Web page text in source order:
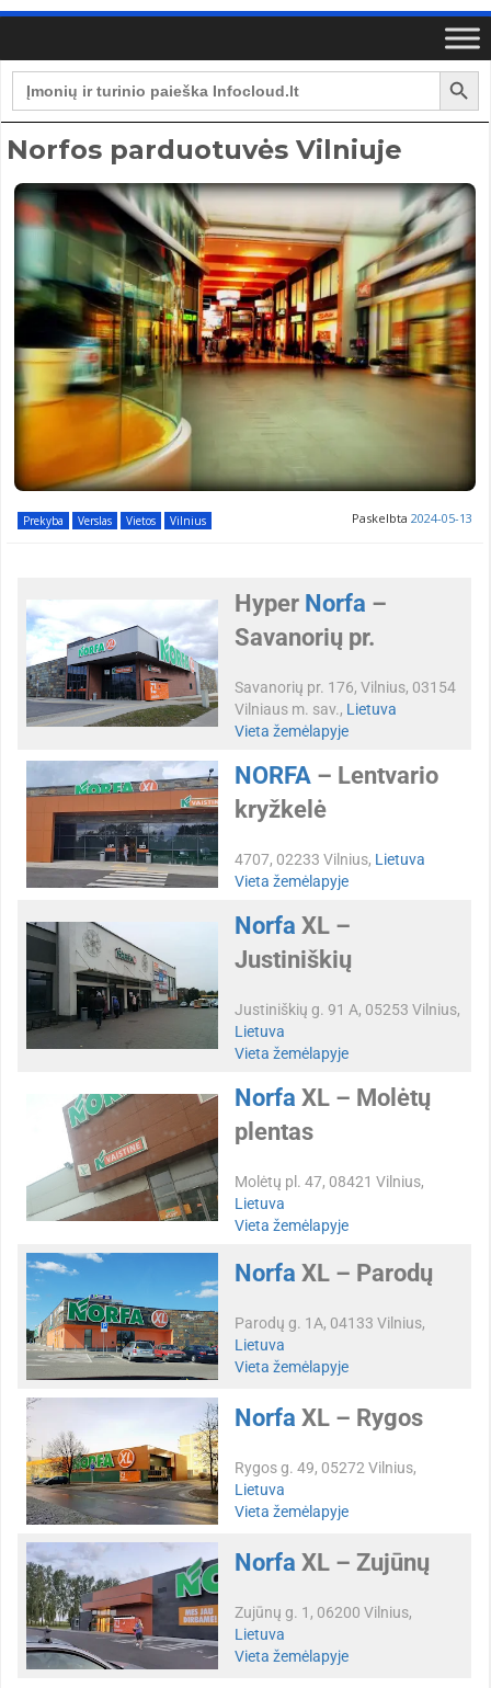
Search
for:
Search Button
Norfos parduotuvės Vilniuje
Prekyba Verslas Vietos Vilnius Paskelbta 2024-05-13
Hyper Norfa –
Savanorių pr.
Savanorių pr. 176, Vilnius, 03154
Vilniaus m. sav., Lietuva
Vieta žemėlapyje
NORFA – Lentvario
kryžkelė
4707, 02233 Vilnius, Lietuva
Vieta žemėlapyje
Norfa XL –
Justiniškių
Justiniškių g. 91 A, 05253 Vilnius,
Lietuva
Vieta žemėlapyje
Norfa XL – Molėtų
plentas
Molėtų pl. 47, 08421 Vilnius,
Lietuva
Vieta žemėlapyje
Norfa XL – Parodų
Parodų g. 1A, 04133 Vilnius,
Lietuva
Vieta žemėlapyje
Norfa XL – Rygos
Rygos g. 49, 05272 Vilnius,
Lietuva
Vieta žemėlapyje
Norfa XL – Zujūnų
Zujūnų g. 1, 06200 Vilnius,
Lietuva
Vieta žemėlapyje